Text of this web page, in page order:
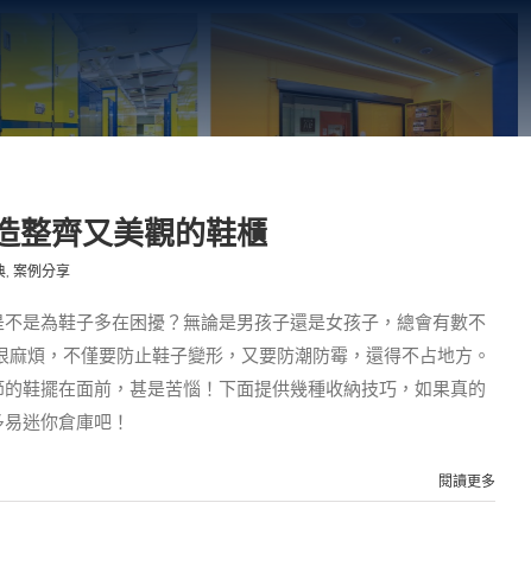
整齊又美觀的鞋櫃
, 案例分享
是為鞋子多在困擾？無論是男孩子還是女孩子，總會有數不
煩，不僅要防止鞋子變形，又要防潮防霉，還得不占地方。
鞋擺在面前，甚是苦惱！下面提供幾種收納技巧，如果真的
迷你倉庫吧！
閱讀更多